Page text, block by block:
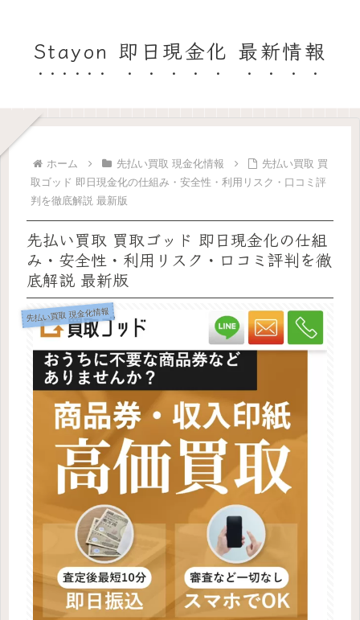
Stayon 即日現金化 最新情報
ホーム 先払い買取 現金化情報
先払い買取 買
取ゴッド 即日現金化の仕組み・安全性・利用リスク・口コミ評
判を徹底解説 最新版
先払い買取 買取ゴッド 即日現金化の仕組
み・安全性・利用リスク・口コミ評判を徹
底解説 最新版
先払い買取 現金化情報